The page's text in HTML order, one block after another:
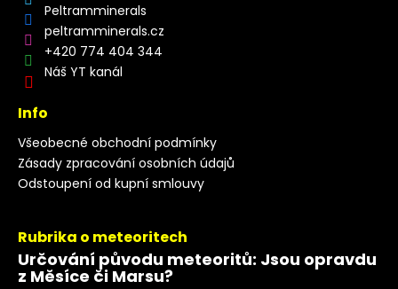
Peltramminerals
peltramminerals.cz
+420 774 404 344
Náš YT kanál
Info
Všeobecné obchodní podmínky
Zásady zpracování osobních údajů
Odstoupení od kupní smlouvy
Rubrika o meteoritech
Určování původu meteoritů: Jsou opravdu
z Měsíce či Marsu?